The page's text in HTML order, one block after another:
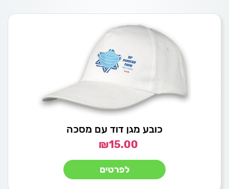
כובע מגן דוד עם מסכה
₪15.00
לפרטים